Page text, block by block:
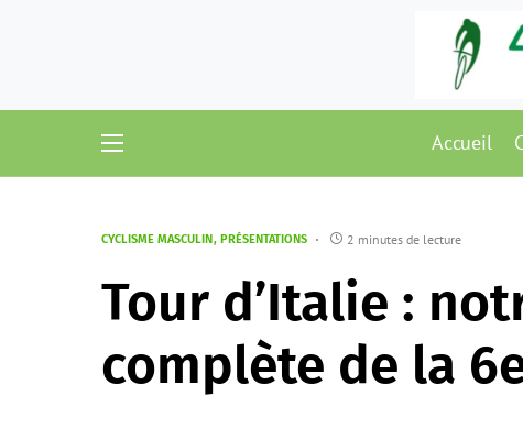
Accueil
CYCLISME MASCULIN PRÉSENTATIONS 2 minutes de lecture
Tour d’Italie :
complète de la